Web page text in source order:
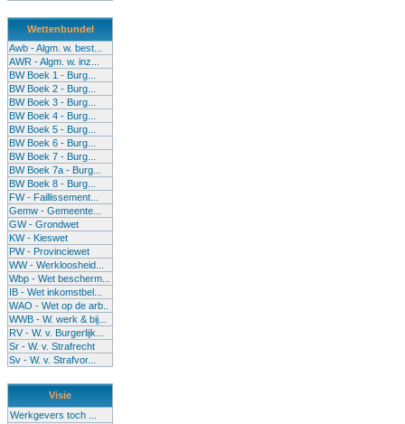
Wettenbundel
Awb - Algm. w. best...
AWR - Algm. w. inz...
BW Boek 1 - Burg...
BW Boek 2 - Burg...
BW Boek 3 - Burg...
BW Boek 4 - Burg...
BW Boek 5 - Burg...
BW Boek 6 - Burg...
BW Boek 7 - Burg...
BW Boek 7a - Burg...
BW Boek 8 - Burg...
FW - Faillissement...
Gemw - Gemeente...
GW - Grondwet
KW - Kieswet
PW - Provinciewet
WW - Werkloosheid...
Wbp - Wet bescherm...
IB - Wet inkomstbel...
WAO - Wet op de arb..
WWB - W. werk & bij...
RV - W. v. Burgerlijk...
Sr - W. v. Strafrecht
Sv - W. v. Strafvor...
Visie
Werkgevers toch ...